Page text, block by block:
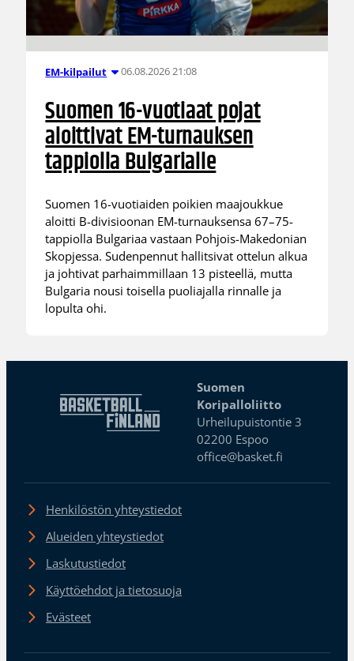
EM-kilpailut 06.08.2026 21:08
Suomen 16-vuotiaat pojat
aloittivat EM-turnauksen
tappiolla Bulgarialle
Suomen 16-vuotiaiden poikien maajoukkue
aloitti B-divisioonan EM-turnauksensa 67–75-
tappiolla Bulgariaa vastaan Pohjois-Makedonian
Skopjessa. Sudenpennut hallitsivat ottelun alkua
ja johtivat parhaimmillaan 13 pisteellä, mutta
Bulgaria nousi toisella puoliajalla rinnalle ja
lopulta ohi.
Suomen
Koripalloliitto
Urheilupuistontie 3
02200 Espoo
office@basket.fi
Henkilöstön yhteystiedot
Alueiden yhteystiedot
Laskutustiedot
Käyttöehdot ja tietosuoja
Evästeet